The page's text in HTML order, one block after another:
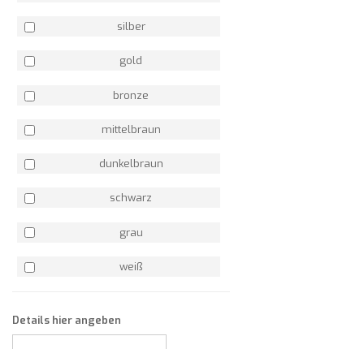
silber
gold
bronze
mittelbraun
dunkelbraun
schwarz
grau
weiß
Details hier angeben